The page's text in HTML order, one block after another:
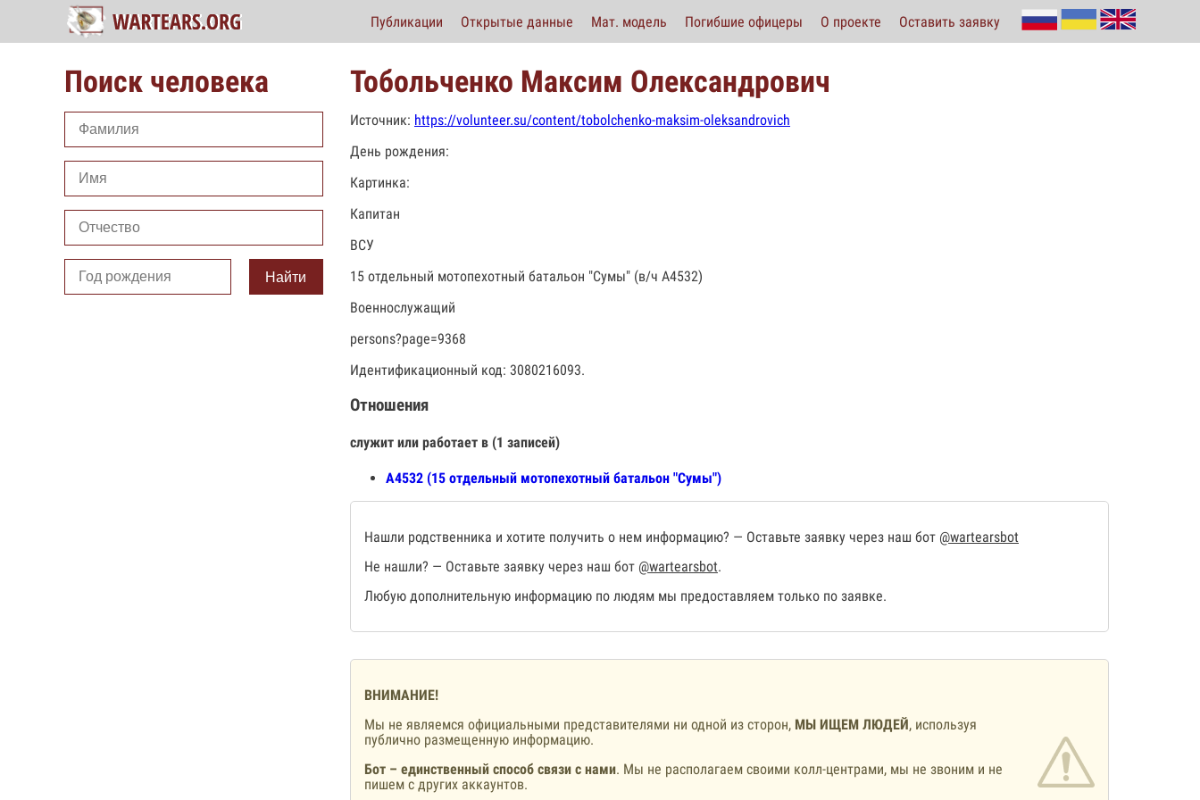
Публикации Открытые данные Мат. модель Погибшие офицеры О проекте Оставить заявку
Поиск человека
Найти
Тобольченко Максим Олександрович
Источник: https://volunteer.su/content/tobolchenko-maksim-oleksandrovich
День рождения:
Картинка:
Капитан
ВСУ
15 отдельный мотопехотный батальон "Сумы" (в/ч А4532)
Военнослужащий
persons?page=9368
Идентификационный код: 3080216093.
Отношения
служит или работает в (1 записей)
А4532 (15 отдельный мотопехотный батальон "Сумы")
Нашли родственника и хотите получить о нем информацию? — Оставьте заявку через наш бот @wartearsbot
Не нашли? — Оставьте заявку через наш бот @wartearsbot.
Любую дополнительную информацию по людям мы предоставляем только по заявке.
ВНИМАНИЕ!
Мы не являемся официальными представителями ни одной из сторон, МЫ ИЩЕМ ЛЮДЕЙ, используя
публично размещенную информацию.
Бот – единственный способ связи с нами. Мы не располагаем своими колл-центрами, мы не звоним и не
пишем с других аккаунтов.